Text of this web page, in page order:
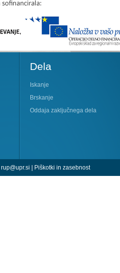
Dela
Iskanje
Brskanje
Oddaja zaključnega dela
rup@upr.si | Piškotki in zasebnost